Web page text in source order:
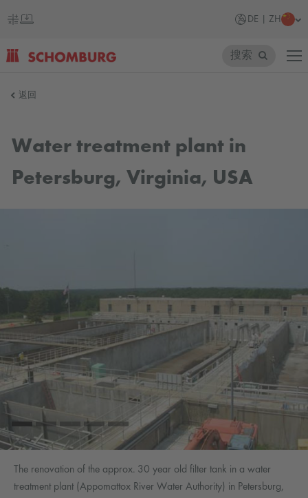
DE | ZH
国
搜索
返回
Water treatment plant in
Petersburg, Virginia, USA
The renovation of the approx. 30 year old filter tank in a water
treatment plant (Appomattox River Water Authority) in Petersburg,